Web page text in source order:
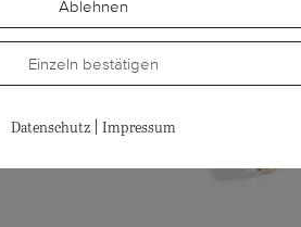
Ablehnen
Einzeln bestätigen
Datenschutz Impressum